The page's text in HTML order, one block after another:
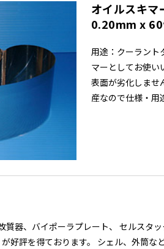
オイルスキマ
0.20mm x
用途：クーラント
マーとしてお使
表面が劣化しませ
産なので仕様・
質器、バイポーラプレート、 セルスタ
好評を得ております。 シェル、外筒